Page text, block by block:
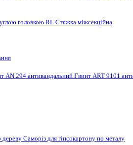
головкою RL Стяжка міжсекційна
AN 294 антивандальний Гвинт ART 9101
дереву Саморіз для гіпсокартону по металу